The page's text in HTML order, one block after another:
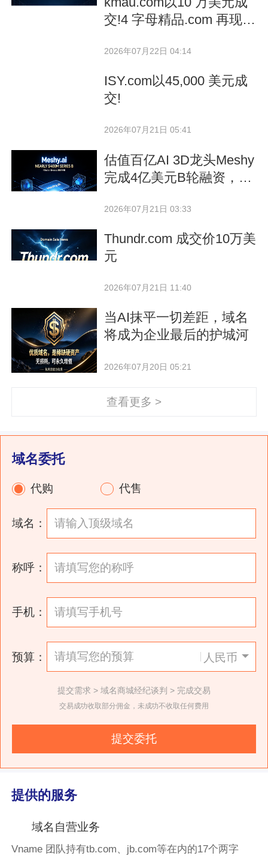
交!4 字母精品.com 再现大
2026年07月22日 04:14
ISY.com以45,000 美元成
交!
2026年07月21日 05:41
估值百亿AI 3D龙头Meshy
完成4亿美元B轮融资，极
2026年07月21日 03:33
Thundr.com 成交价10万美
元
2026年07月21日 11:40
当AI抹平一切差距，域名
将成为企业最后的护城河
2026年07月20日 05:21
查看更多 >
域名委托
代购 代售
域名：
称呼：
手机：
预算： 人民币
提交需求 > 域名商城经纪谈判 > 完成交易
交易成功收取部分佣金，未成功不收取任何费用
提交委托
提供的服务
域名自营业务
Vname 团队持有tb.com、jb.com等在内的17个两字